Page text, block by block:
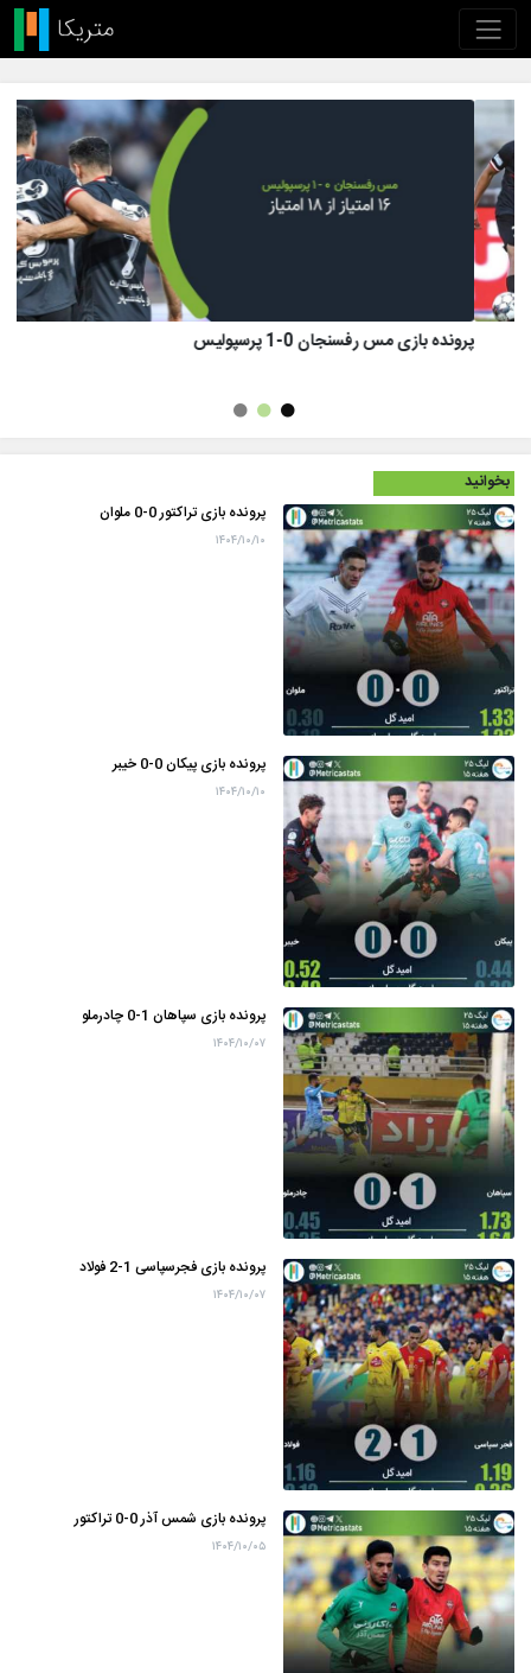
پرونده بازی تراکتور 1 (8)-(7) 1 پرسپولیس
بخوانید
پرونده بازی تراکتور 0-0 ملوان
۱۴۰۴/۱۰/۱۰
پرونده بازی پیکان 0-0 خیبر
۱۴۰۴/۱۰/۱۰
پرونده بازی سپاهان 1-0 چادرملو
۱۴۰۴/۱۰/۰۷
پرونده بازی فجرسپاسی 1-2 فولاد
۱۴۰۴/۱۰/۰۷
پرونده بازی شمس آذر 0-0 تراکتور
۱۴۰۴/۱۰/۰۵